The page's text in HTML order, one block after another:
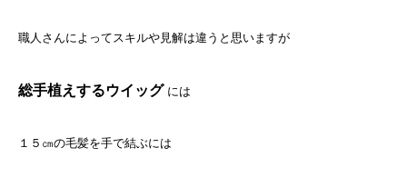
職人さんによってスキルや見解は違うと思いますが
総手植えするウイッグ には
１５㎝の毛髪を手で結ぶには